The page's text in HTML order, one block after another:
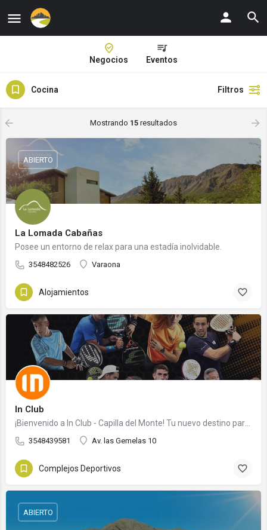
Negocios Eventos
Cocina Filtros
Mostrando 15 resultados
La Lomada Cabañas
Posee un entorno de relax para una estadía inolvidable.
3548482526 Varaona
ABIERTO
Alojamientos
In Club
3548439581 Av. las Gemelas 10
Complejos Deportivos
ABIERTO